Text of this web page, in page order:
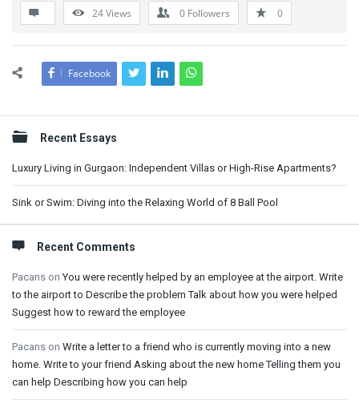
24Views 0 Followers 0
Facebook
Sidebar
Recent Essays
Luxury Living in Gurgaon: Independent Villas or High-Rise Apartments?
Sink or Swim: Diving into the Relaxing World of 8 Ball Pool
Recent Comments
Pacans onYou were recently helped by an employee at the airport. Write
to the airport to Describe the problem Talk about how you were helped
Suggest how to reward the employee
Pacans on Write a letter to a friend who is currently moving into a new
home. Write to your friend Asking about the new home Telling them you
can help Describing how you can help